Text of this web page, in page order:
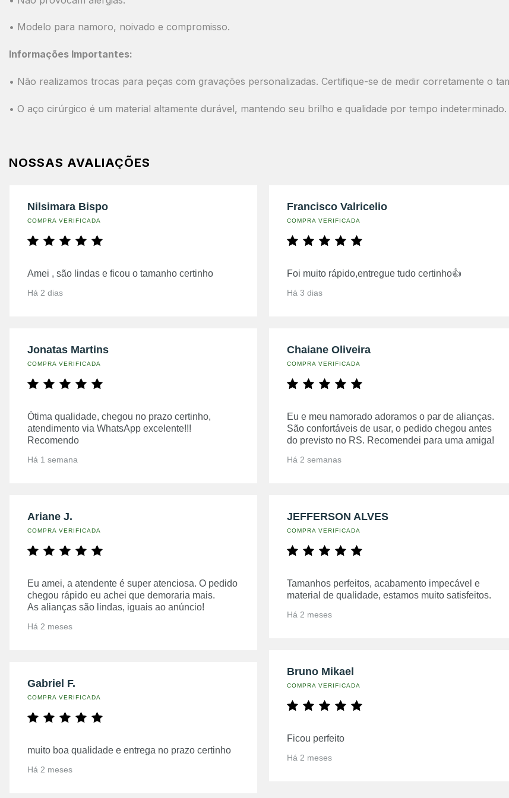
• Modelo para namoro, noivado e compromisso.
Informações Importantes:
• Não realizamos trocas para peças com gravações personalizadas. Certifique-se de medir corretamente o
• O aço cirúrgico é um material altamente durável, mantendo seu brilho e qualidade por tempo indeterminado.
NOSSAS AVALIAÇÕES
Nilsimara Bispo
COMPRA VERIFICADA
Amei , são lindas e ficou o tamanho certinho
Há 2 dias
Jonatas Martins
COMPRA VERIFICADA
Ótima qualidade, chegou no prazo certinho,
atendimento via WhatsApp excelente!!!
Recomendo
Há 1 semana
Ariane J.
COMPRA VERIFICADA
Eu amei, a atendente é super atenciosa. O pedido
chegou rápido eu achei que demoraria mais.
As alianças são lindas, iguais ao anúncio!
Há 2 meses
Gabriel F.
COMPRA VERIFICADA
muito boa qualidade e entrega no prazo certinho
Há 2 meses
Francisco Valricelio
COMPRA VERIFICADA
Foi muito rápido,entregue tudo certinho👍
Há 3 dias
Chaiane Oliveira
COMPRA VERIFICADA
Eu e meu namorado adoramos o par de alianças.
São confortáveis de usar, o pedido chegou antes
do previsto no RS. Recomendei para uma amiga!
Há 2 semanas
JEFFERSON ALVES
COMPRA VERIFICADA
Tamanhos perfeitos, acabamento impecável e
material de qualidade, estamos muito satisfeitos.
Há 2 meses
Bruno Mikael
COMPRA VERIFICADA
Ficou perfeito
Há 2 meses